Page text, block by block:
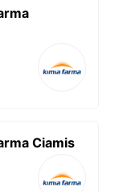
Ciamis